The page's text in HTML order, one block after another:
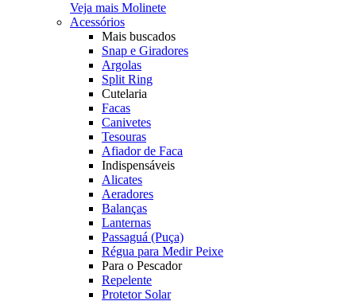
Veja mais Molinete
Acessórios
Mais buscados
Snap e Giradores
Argolas
Split Ring
Cutelaria
Facas
Canivetes
Tesouras
Afiador de Faca
Indispensáveis
Alicates
Aeradores
Balanças
Lanternas
Passaguá (Puça)
Régua para Medir Peixe
Para o Pescador
Repelente
Protetor Solar